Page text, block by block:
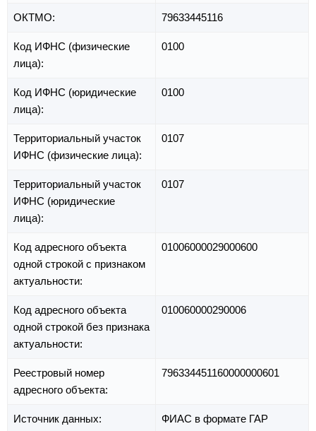
ОКТМО: 79633445116
Код ИФНС (физические
лица):
0100
Код ИФНС (юридические
лица):
0100
Территориальный участок
ИФНС (физические лица):
0107
Территориальный участок
ИФНС (юридические
лица):
0107
Код адресного объекта
одной строкой с признаком
актуальности:
01006000029000600
Код адресного объекта
одной строкой без признака
актуальности:
010060000290006
Реестровый номер
адресного объекта:
796334451160000000601
Источник данных: ФИАС в формате ГАР